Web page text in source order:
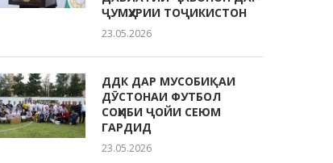
ҶУМҲУРИИ ТОҶИКИСТОН
23.05.2026
ДДК ДАР МУСОБИҚАИ
ДӮСТОНАИ ФУТБОЛ
СОҲИБИ ҶОЙИ СЕЮМ
ГАРДИД
23.05.2026